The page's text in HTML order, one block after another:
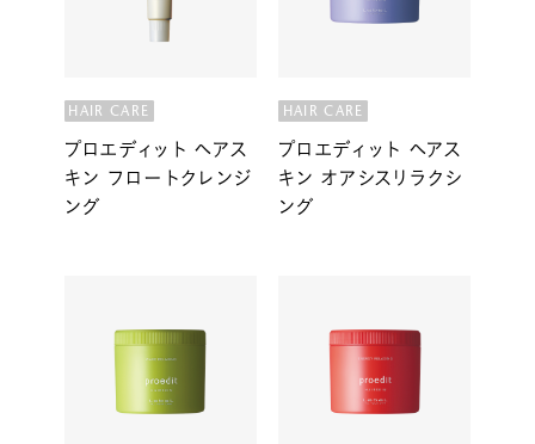
HAIR CARE
プロエディット ヘアス
キン フロートクレンジ
ング
HAIR CARE
プロエディット ヘアス
キン オアシスリラクシ
ング